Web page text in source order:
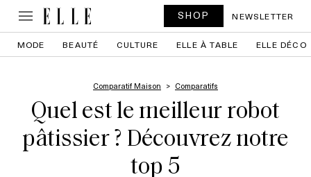
SHOP NEWSLETTER
MODE BEAUTÉ CULTURE ELLE À TABLE ELLE DÉCO
Comparatif Maison Comparatifs
Quel est le meilleur robot
pâtissier ? Découvrez notre
top 5